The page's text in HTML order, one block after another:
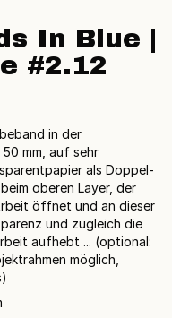
In Blue |
#2.12
in der
mm, auf sehr
als Doppel-
oberen Layer, der
öffnet und an dieser
und zugleich die
aufhebt ... (optional:
möglich,